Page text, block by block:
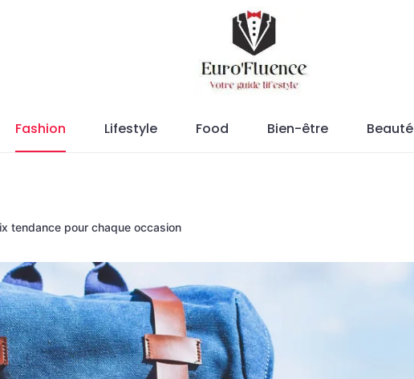
Magazine.
Fashion Lifestyle Food Bien-être Beauté
tendance pour chaque occasion